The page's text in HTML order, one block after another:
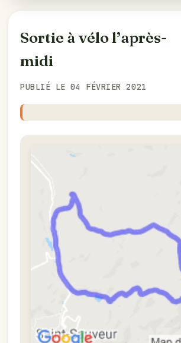
Sortie à vélo l’après-
midi
PUBLIÉ LE 04 FÉVRIER 2021